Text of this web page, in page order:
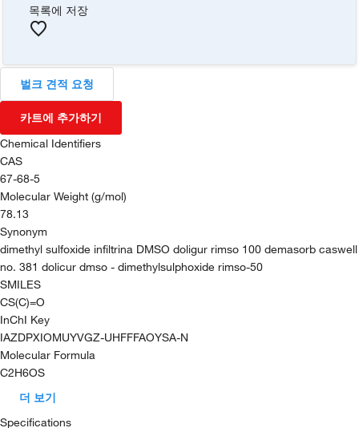
목록에 저장
벌크 견적 요청
카트에 추가하기
Chemical Identifiers
CAS
67-68-5
Molecular Weight (g/mol)
78.13
Synonym
dimethyl sulfoxide infiltrina DMSO doligur rimso 100 demasorb caswell
no. 381 dolicur dmso - dimethylsulphoxide rimso-50
SMILES
CS(C)=O
InChI Key
IAZDPXIOMUYVGZ-UHFFFAOYSA-N
Molecular Formula
C2H6OS
더 보기
Specifications